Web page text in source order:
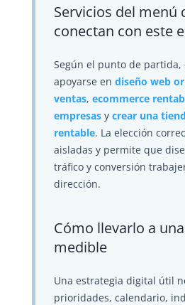
Servicios del menú
conectan con este
Según el punto de
apoyarse en diseño web
ventas, ecommerce
empresasy crear una
rentable. La elección
aisladas y permite que
tráfico y conversión
dirección.
Cómo llevarlo a
medible
Una estrategia digital útil
prioridades, calendario,